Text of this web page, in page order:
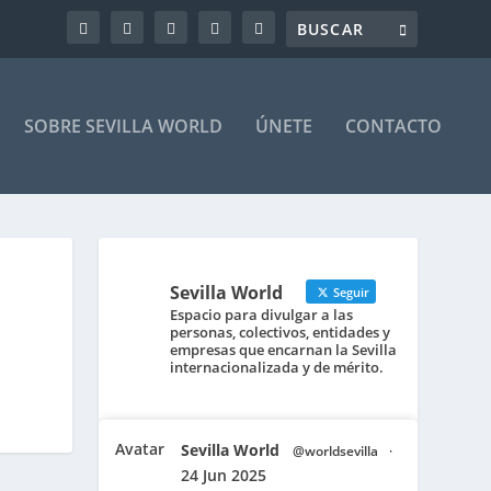
SOBRE SEVILLA WORLD ÚNETE CONTACTO
Sevilla World Seguir
Espacio para divulgar a las
personas, colectivos, entidades y
empresas que encarnan la Sevilla
internacionalizada y de mérito.
Avatar Sevilla World @worldsevilla ·
24 Jun 2025